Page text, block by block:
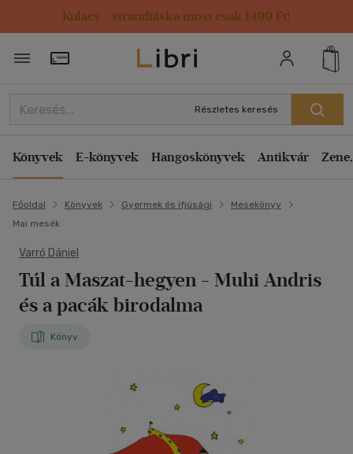
Kulacs / strandtáska most csak 1499 Ft!
Törzsvásárlói Kártya adatai
Részletes keresés
Könyvek E-könyvek Hangoskönyvek Antikvár
Főoldal Könyvek Gyermek és ifjúsági
Mesekönyv
Mai mesék
Varró Dániel
Túl a Maszat-hegyen - Muhi Andris
és a pacák birodalma
Könyv